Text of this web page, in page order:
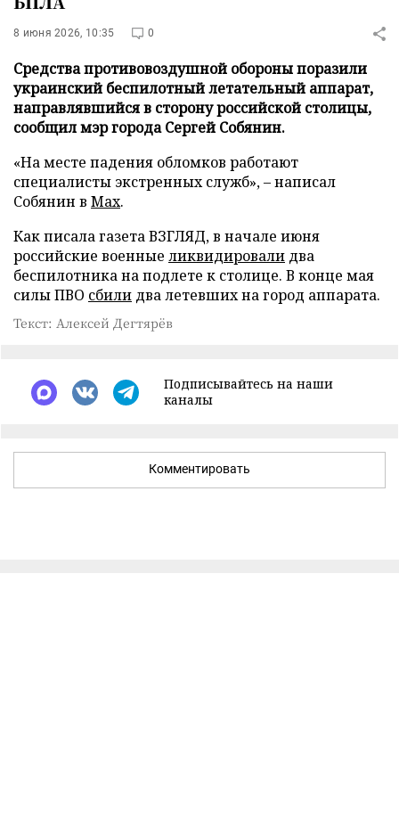
8 июня 2026, 10:35 0
Средства противовоздушной обороны поразили
украинский беспилотный летательный аппарат,
направлявшийся в сторону российской столицы,
сообщил мэр города Сергей Собянин.
«На месте падения обломков работают
специалисты экстренных служб», – написал
Собянин в Max.
Как писала газета ВЗГЛЯД, в начале июня
российские военные ликвидировали два
беспилотника на подлете к столице. В конце мая
силы ПВО сбили два летевших на город аппарата.
Текст: Алексей Дегтярёв
Подписывайтесь на наши
каналы
Комментировать